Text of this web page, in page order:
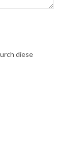
diese